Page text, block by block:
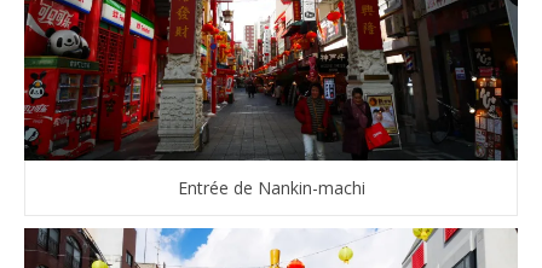
Entrée de Nankin-machi